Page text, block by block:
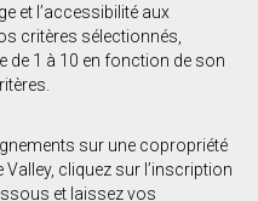
et l’accessibilité aux
critères sélectionnés,
de 1 à 10 en fonction de son
sur une copropriété
cliquez sur l’inscription
et laissez vos